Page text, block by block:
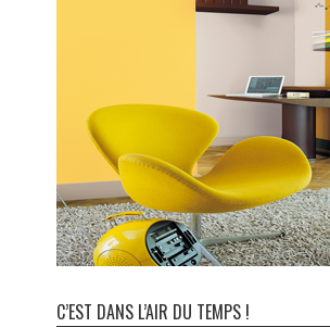
C’EST DANS L’AIR DU TEMPS !